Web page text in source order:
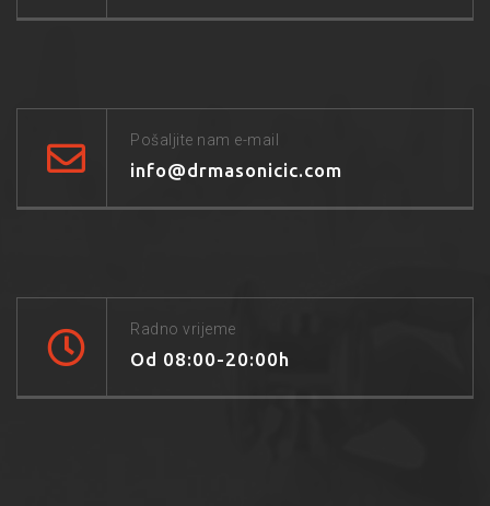
Pošaljite nam e-mail
info@drmasonicic.com
Radno vrijeme
Od 08:00-20:00h